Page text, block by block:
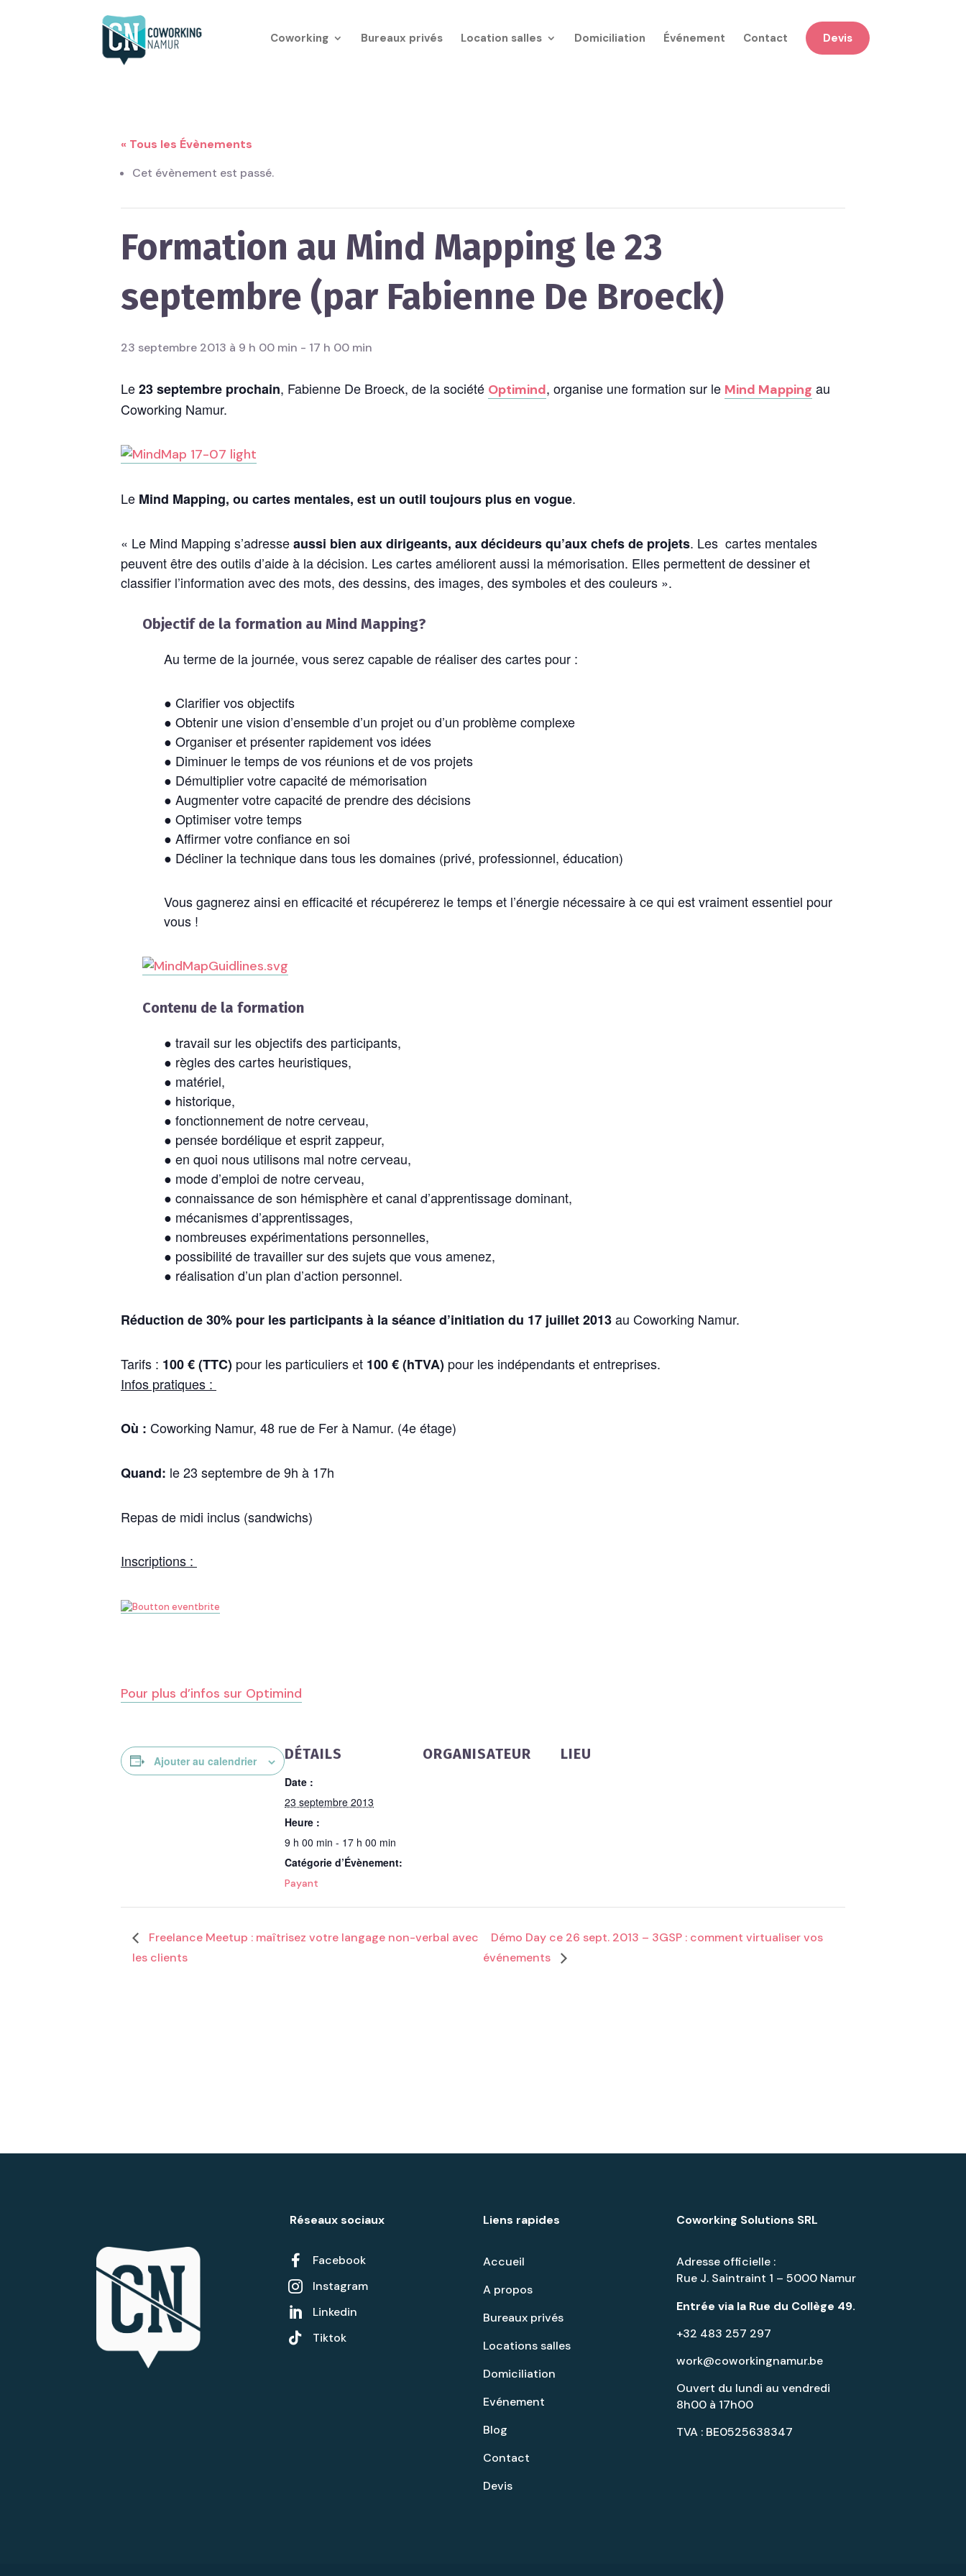
Coworking Bureaux privés Location salles Domiciliation Événement Contact Devis
« Tous les Évènements
Cet évènement est passé.
Formation au Mind Mapping le 23
septembre (par Fabienne De Broeck)
23 septembre 2013 à 9 h 00 min - 17 h 00 min
Le23 septembre prochain, Fabienne De Broeck, de la société Optimind, organise une formation sur le Mind Mapping au
Coworking Namur.
Le Mind Mapping, ou cartes mentales, est un outil toujours plus en vogue.
« Le Mind Mapping s’adresseaussi bien aux dirigeants, aux décideurs qu’aux chefs de projets. Les cartes mentales
peuvent être des outils d’aide à la décision. Les cartes améliorent aussi la mémorisation. Elles permettent de dessiner et
classifier l’information avec des mots, des dessins, des images, des symboles et des couleurs ».
Objectif de la formation au Mind Mapping?
Au terme de la journée, vous serez capable de réaliser des cartes pour :
● Clarifier vos objectifs
● Obtenir une vision d’ensemble d’un projet ou d’un problème complexe
● Organiser et présenter rapidement vos idées
● Diminuer le temps de vos réunions et de vos projets
● Démultiplier votre capacité de mémorisation
● Augmenter votre capacité de prendre des décisions
● Optimiser votre temps
● Affirmer votre confiance en soi
● Décliner la technique dans tous les domaines (privé, professionnel, éducation)
Vous gagnerez ainsi en efficacité et récupérerez le temps et l’énergie nécessaire à ce qui est vraiment essentiel pour
vous !
Contenu de la formation
● travail sur les objectifs des participants,
● règles des cartes heuristiques,
● matériel,
● historique,
● fonctionnement de notre cerveau,
● pensée bordélique et esprit zappeur,
● en quoi nous utilisons mal notre cerveau,
● mode d’emploi de notre cerveau,
● connaissance de son hémisphère et canal d’apprentissage dominant,
● mécanismes d’apprentissages,
● nombreuses expérimentations personnelles,
● possibilité de travailler sur des sujets que vous amenez,
● réalisation d’un plan d’action personnel.
Réduction de 30% pour les participants à la séance d’initiation du 17 juillet 2013au Coworking Namur.
Tarifs : 100 € (TTC) pour les particuliers et 100 € (hTVA) pour les indépendants et entreprises.
Infos pratiques :
Où : Coworking Namur, 48 rue de Fer à Namur. (4e étage)
Quand: le 23 septembre de 9h à 17h
Repas de midi inclus (sandwichs)
Inscriptions :
Pour plus d’infos sur Optimind
Ajouter au calendrier DÉTAILS
Date :
23 septembre 2013
Heure :
9 h 00 min - 17 h 00 min
Catégorie d’Évènement:
Payant
ORGANISATEUR LIEU
Freelance Meetup : maîtrisez votre langage non-verbal avec
les clients
Démo Day ce 26 sept. 2013 – 3GSP : comment virtualiser vos
événements
Réseaux sociaux
 Facebook
 Instagram

Linkedin

Tiktok
Liens rapides
Accueil
A propos
Bureaux privés
Locations salles
Domiciliation
Evénement
Blog
Contact
Devis
Coworking Solutions SRL
Adresse officielle :
Rue J. Saintraint 1 – 5000 Namur
Entrée via la Rue du Collège 49.
+32 483 257 297
work@coworkingnamur.be
Ouvert du lundi au vendredi
8h00 à 17h00
TVA : BE0525638347